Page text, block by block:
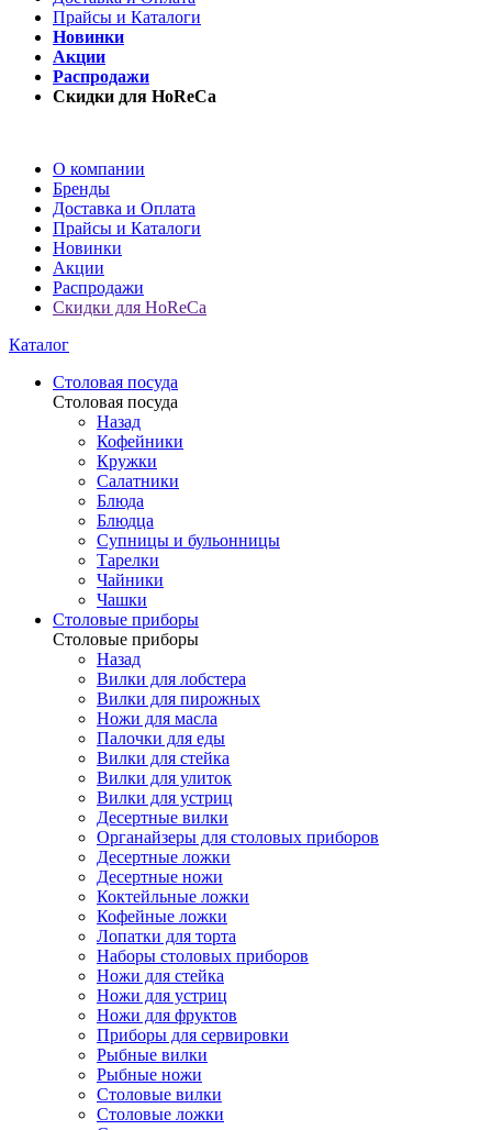
Прайсы и Каталоги
Новинки
Акции
Распродажи
Скидки для HoReCa
О компании
Бренды
Доставка и Оплата
Прайсы и Каталоги
Новинки
Акции
Распродажи
Скидки для HoReCa
Каталог
Столовая посуда
Столовая посуда
Назад
Кофейники
Кружки
Салатники
Блюда
Блюдца
Супницы и бульонницы
Тарелки
Чайники
Чашки
Cтоловые приборы
Cтоловые приборы
Назад
Вилки для лобстера
Вилки для пирожных
Ножи для масла
Палочки для еды
Вилки для стейка
Вилки для улиток
Вилки для устриц
Десертные вилки
Органайзеры для столовых приборов
Десертные ложки
Десертные ножи
Коктейльные ложки
Кофейные ложки
Лопатки для торта
Наборы столовых приборов
Ножи для стейка
Ножи для устриц
Ножи для фруктов
Приборы для сервировки
Рыбные вилки
Рыбные ножи
Столовые вилки
Столовые ложки